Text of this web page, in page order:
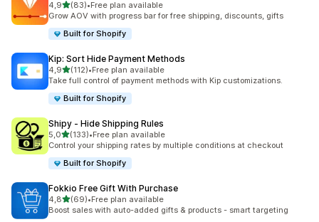
4,9av 5 stjerner
(83)
Totalt 83 omtaler
•Free plan available
Grow AOV with progress bar for free shipping, discounts, gifts
Built for Shopify
Kip: Sort Hide Payment Methods
4,9av 5 stjerner
(112)
Totalt 112 omtaler
•Free plan available
Take full control of payment methods with Kip customizations.
Built for Shopify
Shipy ‑ Hide Shipping Rules
5,0av 5 stjerner
(133)
Totalt 133 omtaler
•Free plan available
Control your shipping rates by multiple conditions at checkout
Built for Shopify
Fokkio Free Gift With Purchase
4,8av 5 stjerner
(69)
Totalt 69 omtaler
•Free plan available
Boost sales with auto-added gifts & products - smart targeting